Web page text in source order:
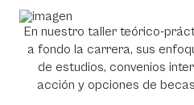
En nuestro taller teórico-
a fondo la carrera, sus
de estudios, convenios
acción y opciones de